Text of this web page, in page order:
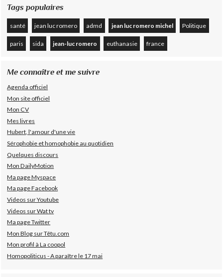
Tags populaires
santé jean luc romero admd jean luc romero michel Politique
paris sida jean-luc romero euthanasie france
Me connaître et me suivre
Agenda officiel
Mon site officiel
Mon CV
Mes livres
Hubert, l'amour d'une vie
Sérophobie et homophobie au quotidien
Quelques discours
Mon DailyMotion
Ma page Myspace
Ma page Facebook
Videos sur Youtube
Videos sur Wat tv
Ma page Twitter
Mon Blog sur Têtu.com
Mon profil à La coopol
Homopoliticus - A paraître le 17 mai